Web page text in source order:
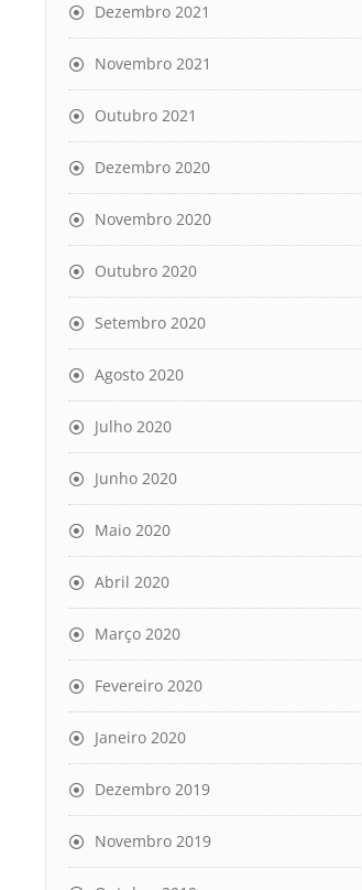
Dezembro 2021
Novembro 2021
Outubro 2021
Dezembro 2020
Novembro 2020
Outubro 2020
Setembro 2020
Agosto 2020
Julho 2020
Junho 2020
Maio 2020
Abril 2020
Março 2020
Fevereiro 2020
Janeiro 2020
Dezembro 2019
Novembro 2019